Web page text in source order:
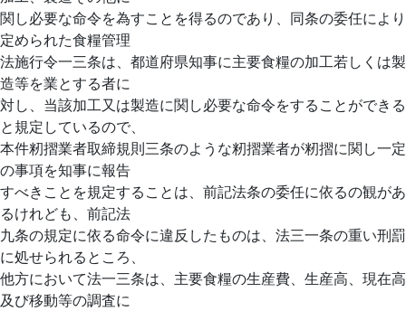
関し必要な命令を為すことを得るのであり、同条の委任により
定められた食糧管理
法施行令一三条は、都道府県知事に主要食糧の加工若しくは製
造等を業とする者に
対し、当該加工又は製造に関し必要な命令をすることができる
と規定しているので、
本件籾摺業者取締規則三条のような籾摺業者が籾摺に関し一定
の事項を知事に報告
すべきことを規定することは、前記法条の委任に依るの観があ
るけれども、前記法
九条の規定に依る命令に違反したものは、法三一条の重い刑罰
に処せられるところ、
他方において法一三条は、主要食糧の生産費、生産高、現在高
及び移動等の調査に